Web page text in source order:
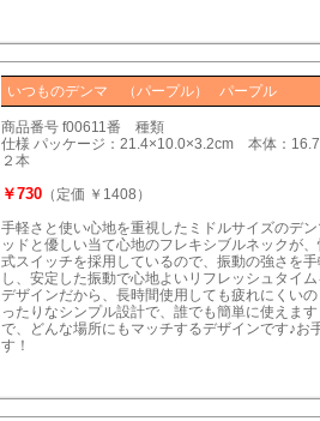
いつものデンマ （パープル） パープル
商品番号 f00611番 種類
仕様 パッケージ：21.4×10.0×3.2cm 本体：
２本
￥730 （定価 ￥1408）
手軽さと使い心地を重視したミドルサイズのデ
ッドと優しい当て心地のフレキシブルネックが
式スイッチを採用しているので、振動の強さを
し、安定した振動で心地よいリフレッシュタイ
デザインだから、長時間使用しても疲れにくい
ったりなシンプル設計で、誰でも簡単に使えま
で、どんな場所にもマッチするデザインです♪お
す！